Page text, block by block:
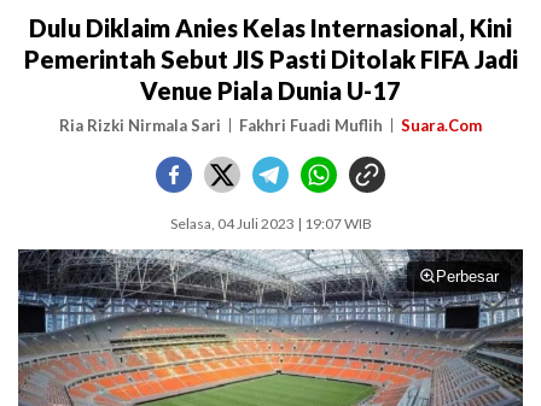
Dulu Diklaim Anies Kelas Internasional, Kini
Pemerintah Sebut JIS Pasti Ditolak FIFA Jadi
Venue Piala Dunia U-17
Ria Rizki Nirmala Sari Fakhri Fuadi Muflih Suara.Com
Selasa, 04 Juli 2023 | 19:07 WIB
Perbesar